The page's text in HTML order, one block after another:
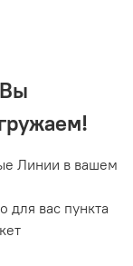
Линии в вашем
вас пункта